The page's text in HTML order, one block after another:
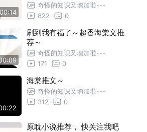
00:14
奇怪的知识又增加啦---
822
0
刷到我有福了～超香海棠文推
荐～
奇怪的知识又增加啦---
171
0
海棠推文～
奇怪的知识又增加啦---
312
0
原耽小说推荐， 快关注我吧